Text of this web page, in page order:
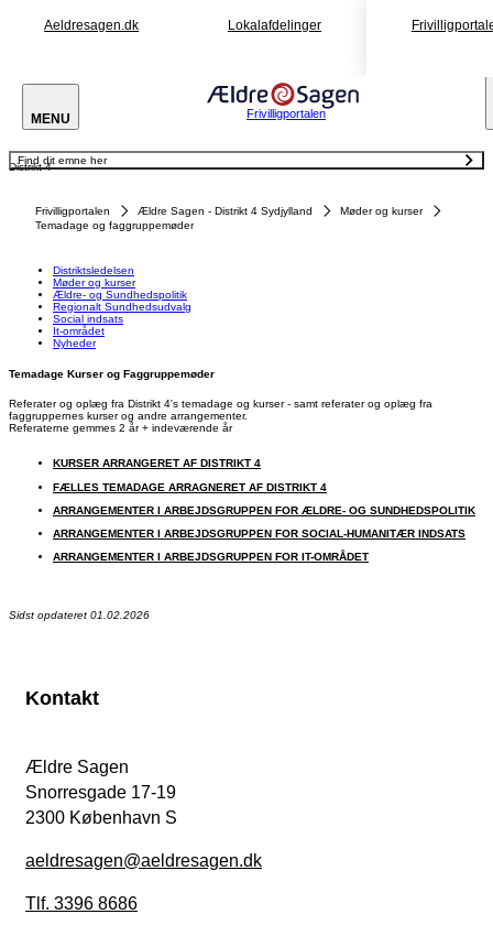
Aeldresagen.dk Lokalafdelinger
MENU Frivilligportalen
Distrikt 4
Find dit emne her
Regionalt Sundhedsudvalg
Social indsats
Frivilligportalen Ældre Sagen - Distrikt 4 Sydjylland
Møder og kurser
Temadage og faggruppemøder
Distriktsledelsen
Møder og kurser
Ældre- og Sundhedspolitik
Regionalt Sundhedsudvalg
Social indsats
It-området
Nyheder
Temadage Kurser og Faggruppemøder
Referater og oplæg fra Distrikt 4's temadage og kurser - samt referater og oplæg fra
faggruppernes kurser og andre arrangementer.
Referaterne gemmes 2 år + indeværende år
KURSER ARRANGERET AF DISTRIKT 4
FÆLLES TEMADAGE ARRAGNERET AF DISTRIKT 4
ARRANGEMENTER I ARBEJDSGRUPPEN FOR ÆLDRE- OG SUNDHEDSPOLITIK
ARRANGEMENTER I ARBEJDSGRUPPEN FOR SOCIAL-HUMANITÆR INDSATS
ARRANGEMENTER I ARBEJDSGRUPPEN FOR IT-OMRÅDET
Sidst opdateret 01.02.2026
Kontakt
Ældre Sagen
Snorresgade 17-19
2300 København S
aeldresagen@aeldresagen.dk
Tlf. 3396 8686